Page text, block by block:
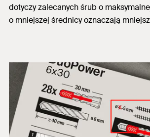
dotyczy zalecanych śrub o
o mniejszej średnicy oznaczają